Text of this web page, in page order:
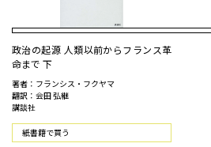
政治の起源 人類以前からフランス革
命まで 下
著者：フランシス・フクヤマ
翻訳：会田 弘継
講談社
紙書籍で買う